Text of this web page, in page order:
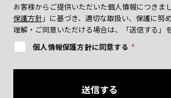
お客様からご提供いただいた個人情報につきま
保護方針」に基づき、適切な取扱い、保護に努め
理解・ご同意いただける場合は、「送信する」
個人情報保護方針に同意する *